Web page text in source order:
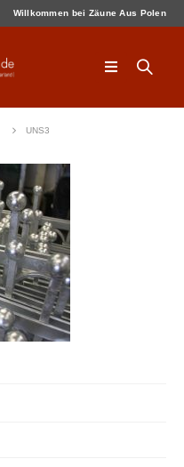
Willkommen bei Zäune Aus Polen
UNS3